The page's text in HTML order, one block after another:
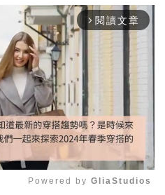
arrow_forward_ios 閱讀文章
Powered by GliaStudios